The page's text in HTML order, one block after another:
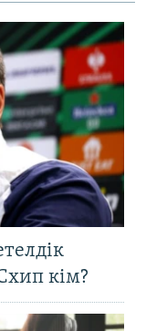
кім?